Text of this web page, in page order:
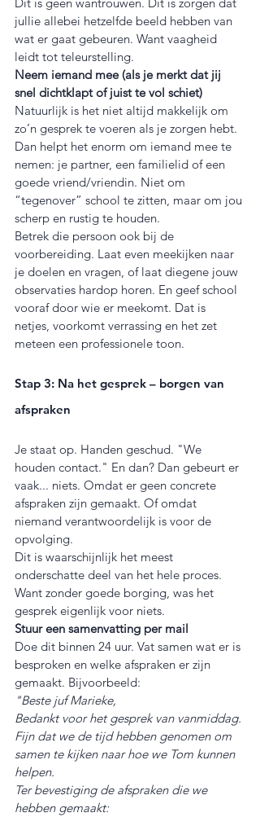
jullie allebei hetzelfde beeld hebben van
wat er gaat gebeuren. Want vaagheid
leidt tot teleurstelling.
Neem iemand mee (als je merkt dat jij
snel dichtklapt of juist te vol schiet)
Natuurlijk is het niet altijd makkelijk om
zo’n gesprek te voeren als je zorgen hebt.
Dan helpt het enorm om iemand mee te
nemen: je partner, een familielid of een
goede vriend/vriendin. Niet om
“tegenover” school te zitten, maar om jou
scherp en rustig te houden.
Betrek die persoon ook bij de
voorbereiding. Laat even meekijken naar
je doelen en vragen, of laat diegene jouw
observaties hardop horen. En geef school
vooraf door wie er meekomt. Dat is
netjes, voorkomt verrassing en het zet
meteen een professionele toon.
Stap 3: Na het gesprek – borgen van
afspraken
Je staat op. Handen geschud. "We
houden contact." En dan? Dan gebeurt er
vaak... niets. Omdat er geen concrete
afspraken zijn gemaakt. Of omdat
niemand verantwoordelijk is voor de
opvolging.
Dit is waarschijnlijk het meest
onderschatte deel van het hele proces.
Want zonder goede borging, was het
gesprek eigenlijk voor niets.
Stuur een samenvatting per mail
Doe dit binnen 24 uur. Vat samen wat er is
besproken en welke afspraken er zijn
gemaakt. Bijvoorbeeld:
"Beste juf Marieke,
Bedankt voor het gesprek van vanmiddag.
Fijn dat we de tijd hebben genomen om
samen te kijken naar hoe we Tom kunnen
helpen.
Ter bevestiging de afspraken die we
hebben gemaakt: